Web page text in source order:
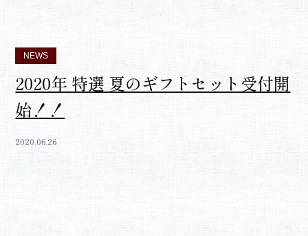
NEWS
2020年 特選 夏のギフトセット受付開
始！！
2020.06.26